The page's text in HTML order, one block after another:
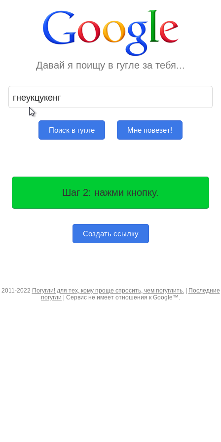
Давай я поищу в гугле за тебя...
Поиск в гугле Мне повезет!
Шаг 2: нажми кнопку.
Создать ссылку
2011-2022 Погугли! для тех, кому проще спросить, чем погуглить.|
Последние
погугли | Сервис не имеет отношения к Google™.